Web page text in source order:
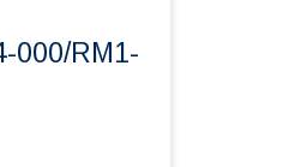
000/RM1-